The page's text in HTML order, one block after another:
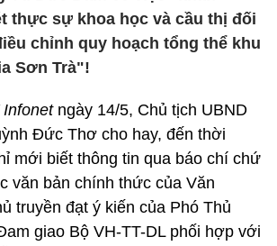
thực sự khoa học và cầu thị đối
chỉnh quy hoạch tổng thể khu
Sơn Trà"!
Infonet ngày 14/5, Chủ tịch UBND
Đức Thơ cho hay, đến thời
mới biết thông tin qua báo chí chứ
văn bản chính thức của Văn
truyền đạt ý kiến của Phó Thủ
giao Bộ VH-TT-DL phối hợp với